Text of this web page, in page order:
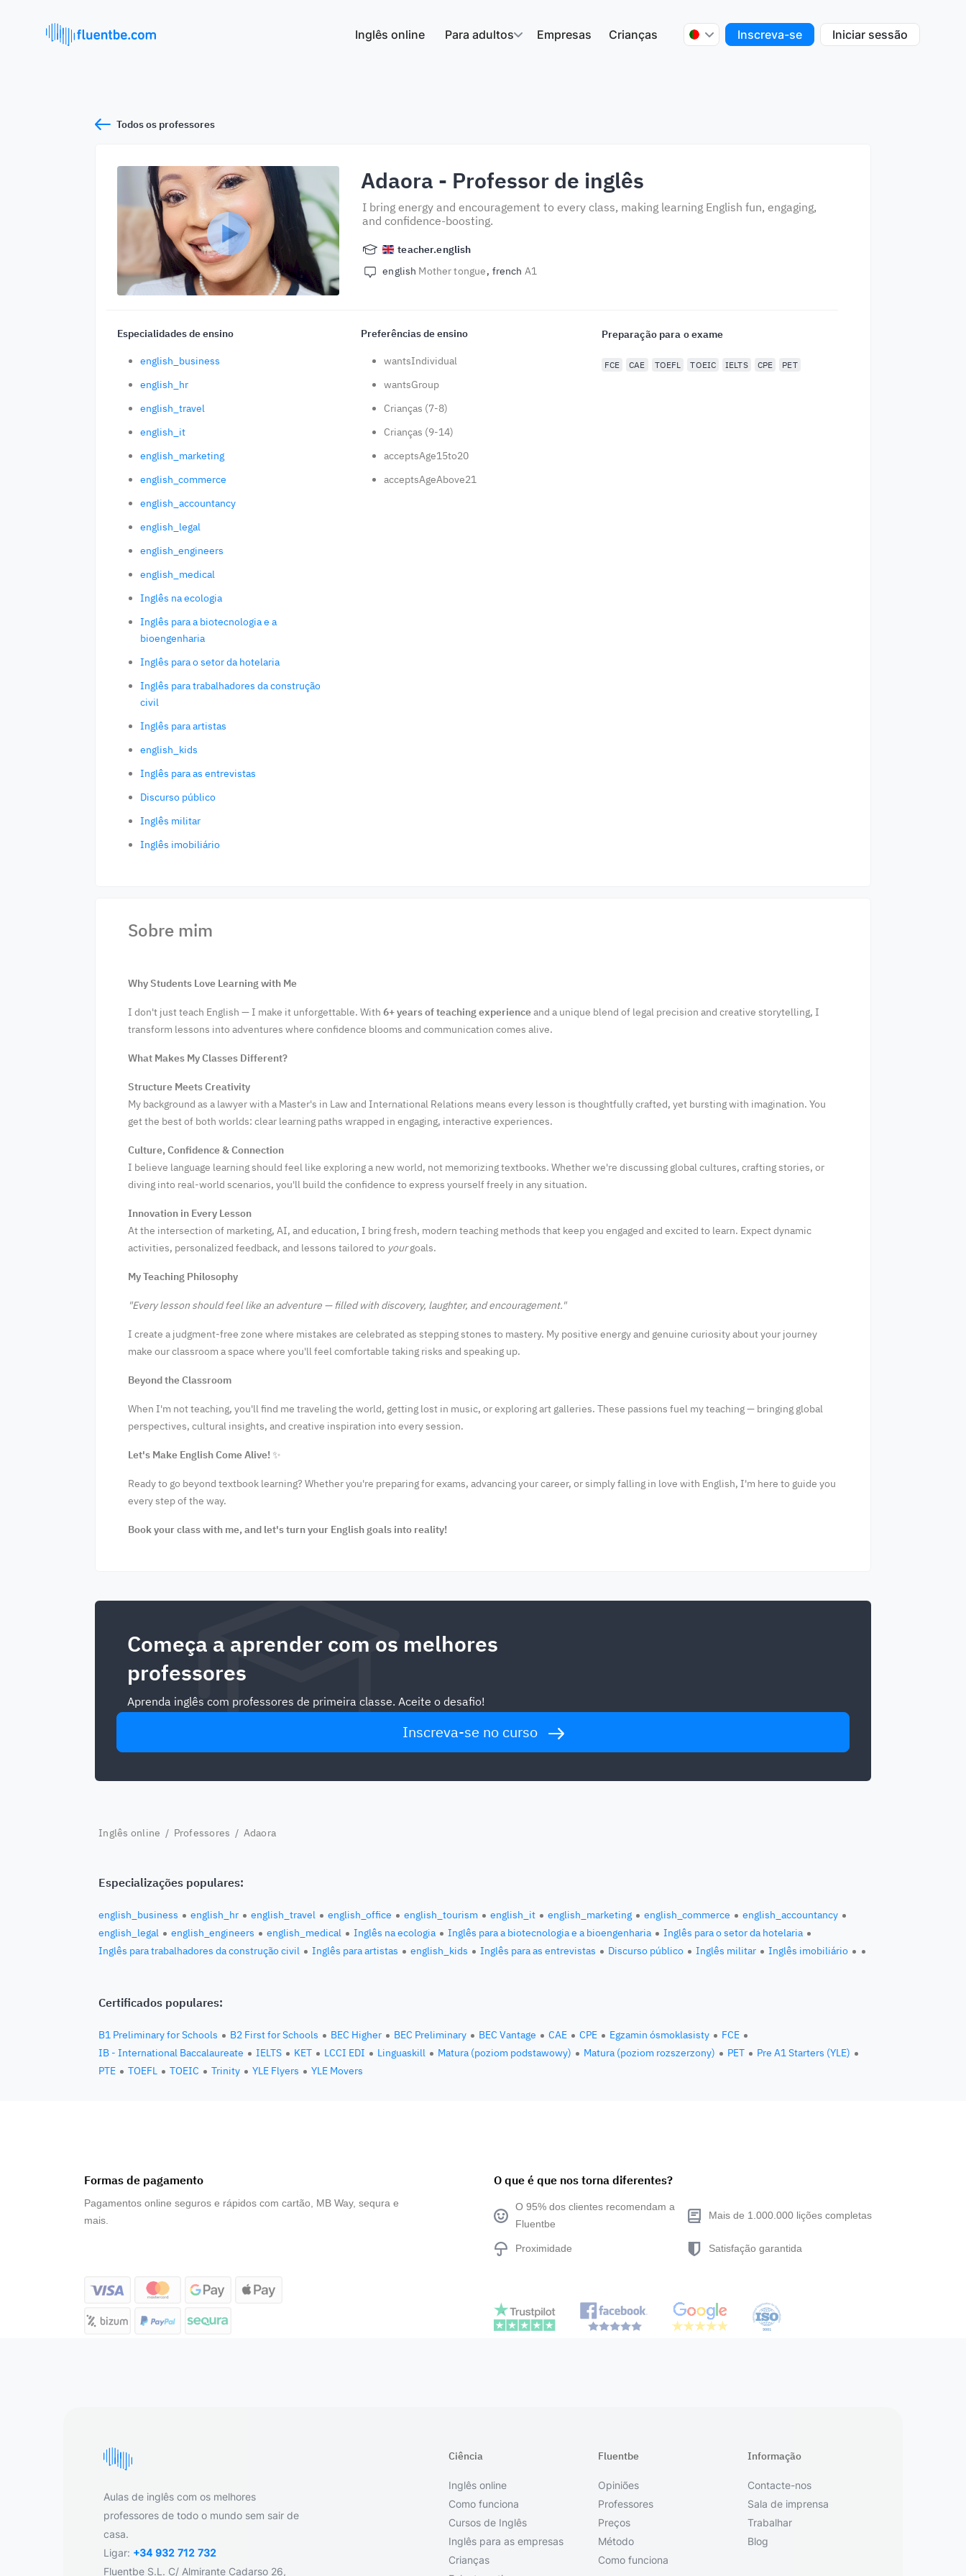
Inglês online Para adultos Empresas Crianças Inscreva-se Iniciar sessão
Todos os professores
Adaora - Professor de inglês
I bring energy and encouragement to every class, making learning English fun, engaging,
and confidence-boosting.
teacher.english
english Mother tongue french A1
Especialidades de ensino
english_business
english_hr
english_travel
english_it
english_marketing
english_commerce
english_accountancy
english_legal
english_engineers
english_medical
Inglês na ecologia
Inglês para a biotecnologia e a
bioengenharia
Inglês para o setor da hotelaria
Inglês para trabalhadores da construção
civil
Inglês para artistas
english_kids
Inglês para as entrevistas
Discurso público
Inglês militar
Inglês imobiliário
Preferências de ensino
wantsIndividual
wantsGroup
Crianças (7-8)
Crianças (9-14)
acceptsAge15to20
acceptsAgeAbove21
Preparação para o exame
FCE CAE TOEFL TOEIC IELTS CPE PET
Sobre mim
Why Students Love Learning with Me
I don't just teach English — I make it unforgettable. With 6+ years of teaching experienceand a unique blend of legal precision and creative storytelling, I
transform lessons into adventures where confidence blooms and communication comes alive.
What Makes My Classes Different?
Structure Meets Creativity
My background as a lawyer with a Master's in Law and International Relations means every lesson is thoughtfully crafted, yet bursting with imagination. You
get the best of both worlds: clear learning paths wrapped in engaging, interactive experiences.
Culture, Confidence & Connection
I believe language learning should feel like exploring a new world, not memorizing textbooks. Whether we're discussing global cultures, crafting stories, or
diving into real-world scenarios, you'll build the confidence to express yourself freely in any situation.
Innovation in Every Lesson
At the intersection of marketing, AI, and education, I bring fresh, modern teaching methods that keep you engaged and excited to learn. Expect dynamic
activities, personalized feedback, and lessons tailored to yourgoals.
My Teaching Philosophy
"Every lesson should feel like an adventure — filled with discovery, laughter, and encouragement."
I create a judgment-free zone where mistakes are celebrated as stepping stones to mastery. My positive energy and genuine curiosity about your journey
make our classroom a space where you'll feel comfortable taking risks and speaking up.
Beyond the Classroom
When I'm not teaching, you'll find me traveling the world, getting lost in music, or exploring art galleries. These passions fuel my teaching — bringing global
perspectives, cultural insights, and creative inspiration into every session.
Let's Make English Come Alive! ✨
Ready to go beyond textbook learning? Whether you're preparing for exams, advancing your career, or simply falling in love with English, I'm here to guide you
every step of the way.
Book your class with me, and let's turn your English goals into reality!
Começa a aprender com os melhores
professores
Aprenda inglês com professores de primeira classe. Aceite o desafio!
Inscreva-se no curso
Inglês online / Professores / Adaora
Especializações populares:
english_business english_hr english_travel english_office english_tourism english_it english_marketing english_commerce
english_accountancy
english_legal
english_engineers english_medical Inglês na ecologia Inglês para a biotecnologia e a bioengenharia
Inglês para o setor da hotelaria
Inglês para trabalhadores da construção civil
Inglês para artistas english_kids Inglês para as entrevistas Discurso público Inglês militar Inglês imobiliário
Certificados populares:
B1 Preliminary for Schools B2 First for Schools BEC Higher BEC Preliminary BEC Vantage CAE CPE Egzamin ósmoklasisty
FCE
IB - International Baccalaureate
IELTS KET LCCI EDI Linguaskill Matura (poziom podstawowy) Matura (poziom rozszerzony) PET
Pre A1 Starters (YLE)
PTE
TOEFL TOEIC Trinity YLE Flyers YLE Movers
Formas de pagamento
Pagamentos online seguros e rápidos com cartão, MB Way, sequra e
mais.
O que é que nos torna diferentes?
O 95% dos clientes recomendam a
Fluentbe
Mais de 1.000.000 lições completas
Proximidade Satisfação garantida
Aulas de inglês com os melhores
professores de todo o mundo sem sair de
casa.
Ligar: +34 932 712 732
Fluentbe S.L. C/ Almirante Cadarso 26,
Ciência
Inglês online
Como funciona
Cursos de Inglês
Inglês para as empresas
Crianças
Fluentbe
Opiniões
Professores
Preços
Método
Como funciona
Informação
Contacte-nos
Sala de imprensa
Trabalhar
Blog